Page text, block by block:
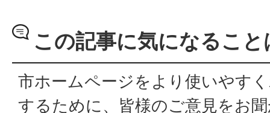
この記事に気になるこ
市ホームページをより使いやす
するために、皆様のご意見をお